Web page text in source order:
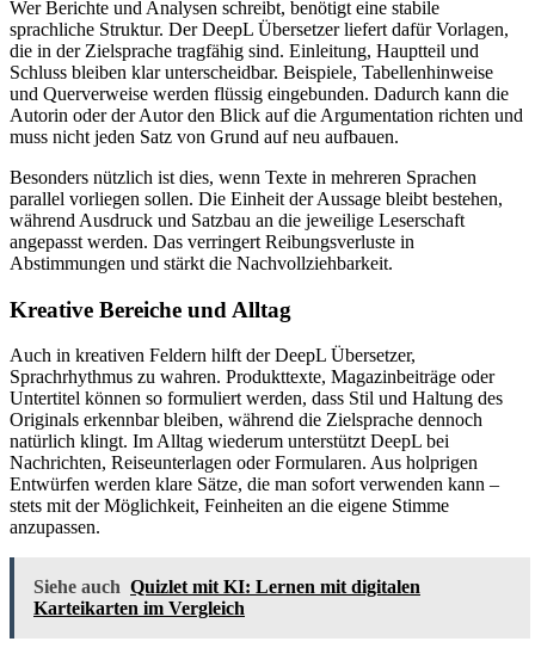
Wer Berichte und Analysen schreibt, benötigt eine stabile
sprachliche Struktur. Der DeepL Übersetzer liefert dafür Vorlagen,
die in der Zielsprache tragfähig sind. Einleitung, Hauptteil und
Schluss bleiben klar unterscheidbar. Beispiele, Tabellenhinweise
und Querverweise werden flüssig eingebunden. Dadurch kann die
Autorin oder der Autor den Blick auf die Argumentation richten und
muss nicht jeden Satz von Grund auf neu aufbauen.
Besonders nützlich ist dies, wenn Texte in mehreren Sprachen
parallel vorliegen sollen. Die Einheit der Aussage bleibt bestehen,
während Ausdruck und Satzbau an die jeweilige Leserschaft
angepasst werden. Das verringert Reibungsverluste in
Abstimmungen und stärkt die Nachvollziehbarkeit.
Kreative Bereiche und Alltag
Auch in kreativen Feldern hilft der DeepL Übersetzer,
Sprachrhythmus zu wahren. Produkttexte, Magazinbeiträge oder
Untertitel können so formuliert werden, dass Stil und Haltung des
Originals erkennbar bleiben, während die Zielsprache dennoch
natürlich klingt. Im Alltag wiederum unterstützt DeepL bei
Nachrichten, Reiseunterlagen oder Formularen. Aus holprigen
Entwürfen werden klare Sätze, die man sofort verwenden kann –
stets mit der Möglichkeit, Feinheiten an die eigene Stimme
anzupassen.
Siehe auch Quizlet mit KI: Lernen mit digitalen
Karteikarten im Vergleich